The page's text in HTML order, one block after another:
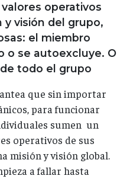
operativos
y visión del grupo,
el miembro
o se autoexcluye. O
todo el grupo
que sin importar
para funcionar
sumen un
operativos de sus
misión y visión global.
a fallar hasta